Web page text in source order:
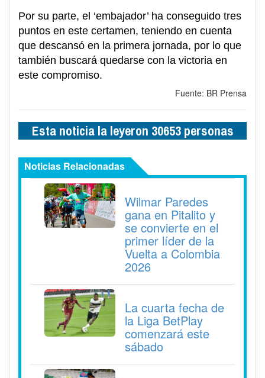
Por su parte, el ‘embajador’ ha conseguido tres
puntos en este certamen, teniendo en cuenta
que descansó en la primera jornada, por lo que
también buscará quedarse con la victoria en
este compromiso.
Fuente: BR Prensa
Esta noticia la leyeron 30653 personas
Noticias Relacionadas
Wilmar Paredes
gana en Pitalito y
se convierte en el
primer líder de la
Vuelta a Colombia
2026
La cuarta fecha de
la Liga BetPlay
comenzará este
sábado